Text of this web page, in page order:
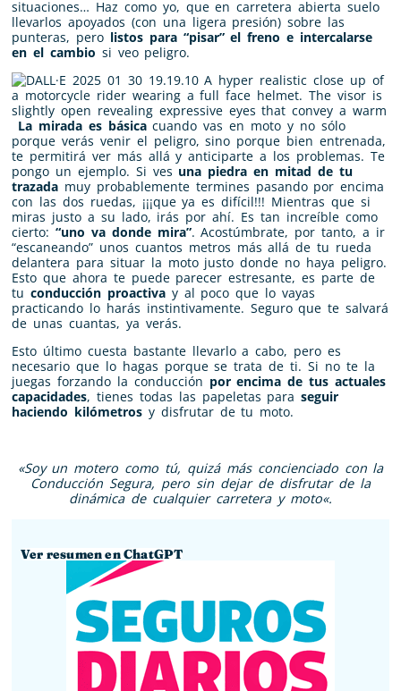
situaciones… Haz como yo, que en carretera abierta suelo
llevarlos apoyados (con una ligera presión) sobre las
punteras, pero listos para “pisar” el freno e intercalarse
en el cambio si veo peligro.
La mirada es básicacuando vas en moto y no sólo
porque verás venir el peligro, sino porque bien entrenada,
te permitirá ver más allá y anticiparte a los problemas. Te
pongo un ejemplo. Si ves una piedra en mitad de tu
trazada muy probablemente termines pasando por encima
con las dos ruedas, ¡¡¡que ya es difícil!!! Mientras que si
miras justo a su lado, irás por ahí. Es tan increíble como
cierto: “uno va donde mira”. Acostúmbrate, por tanto, a ir
“escaneando” unos cuantos metros más allá de tu rueda
delantera para situar la moto justo donde no haya peligro.
Esto que ahora te puede parecer estresante, es parte de
tu conducción proactivay al poco que lo vayas
practicando lo harás instintivamente. Seguro que te salvará
de unas cuantas, ya verás.
Esto último cuesta bastante llevarlo a cabo, pero es
necesario que lo hagas porque se trata de ti. Si no te la
juegas forzando la conducción por encima de tus actuales
capacidades, tienes todas las papeletas paraseguir
haciendo kilómetrosy disfrutar de tu moto.
«Soy un motero como tú, quizá más concienciado con la
Conducción Segura, pero sin dejar de disfrutar de la
dinámica de cualquier carretera y moto«.
Ver resumen en ChatGPT